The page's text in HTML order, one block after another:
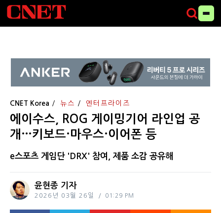
CNET Korea 뉴스 엔터프라이즈
에이수스, ROG 게이밍기어 라인업 공
개…키보드·마우스·이어폰 등
e스포츠 게임단 'DRX' 참여, 제품 소감 공유해
윤현종 기자
2026년 03월 26일 01:29 PM